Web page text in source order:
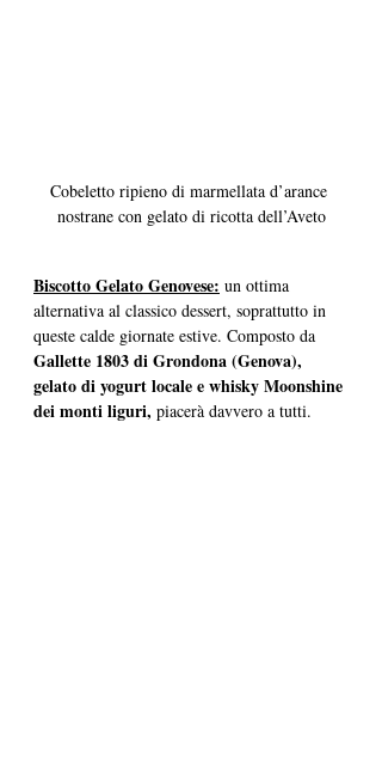
Cobeletto ripieno di marmellata d’arance
nostrane con gelato di ricotta dell’Aveto
Biscotto Gelato Genovese: un ottima
alternativa al classico dessert, soprattutto in
queste calde giornate estive. Composto da
Gallette 1803 di Grondona (Genova),
gelato di yogurt locale e whisky Moonshine
dei monti liguri, piacerà davvero a tutti.